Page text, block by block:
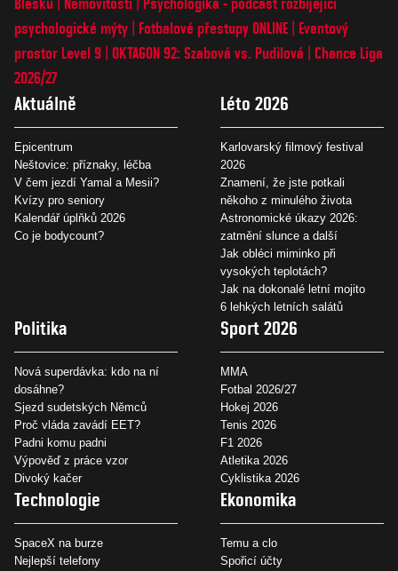
psychologické mýty
Fotbalové přestupy ONLINE
Eventový
prostor Level 9 OKTAGON 92: Szabová vs. Pudilová
Chance Liga
2026/27
Aktuálně
Epicentrum
Neštovice: příznaky, léčba
V čem jezdí Yamal a Mesii?
Kvízy pro seniory
Kalendář úplňků 2026
Co je bodycount?
Léto 2026
Karlovarský filmový festival
2026
Znamení, že jste potkali
někoho z minulého života
Astronomické úkazy 2026:
zatmění slunce a další
Jak obléci miminko při
vysokých teplotách?
Jak na dokonalé letní mojito
6 lehkých letních salátů
Politika
Nová superdávka: kdo na ní
dosáhne?
Sjezd sudetských Němců
Proč vláda zavádí EET?
Padni komu padni
Výpověď z práce vzor
Divoký kačer
Sport 2026
MMA
Fotbal 2026/27
Hokej 2026
Tenis 2026
F1 2026
Atletika 2026
Cyklistika 2026
Technologie
SpaceX na burze
Nejlepší telefony
Ekonomika
Temu a clo
Spořicí účty